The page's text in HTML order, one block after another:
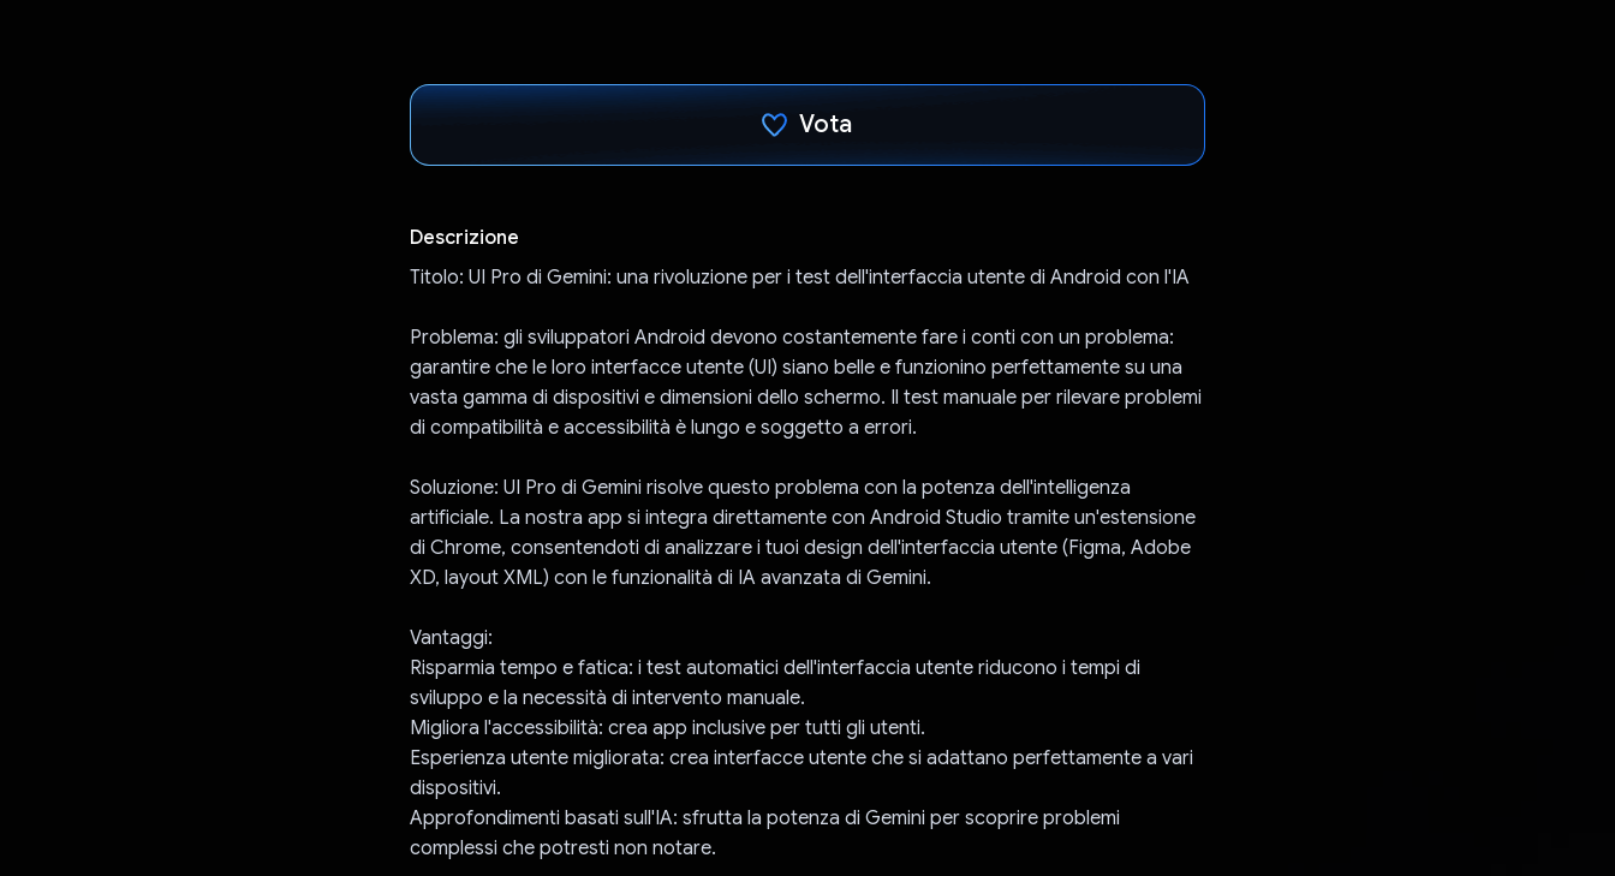
Vota
Descrizione
Titolo: UI Pro di Gemini: una rivoluzione per i test dell'interfaccia utente di Android con l'IA
Problema: gli sviluppatori Android devono costantemente fare i conti con un problema:
garantire che le loro interfacce utente (UI) siano belle e funzionino perfettamente su una
vasta gamma di dispositivi e dimensioni dello schermo. Il test manuale per rilevare problemi
di compatibilità e accessibilità è lungo e soggetto a errori.
Soluzione: UI Pro di Gemini risolve questo problema con la potenza dell'intelligenza
artificiale. La nostra app si integra direttamente con Android Studio tramite un'estensione
di Chrome, consentendoti di analizzare i tuoi design dell'interfaccia utente (Figma, Adobe
XD, layout XML) con le funzionalità di IA avanzata di Gemini.
Vantaggi:
Risparmia tempo e fatica: i test automatici dell'interfaccia utente riducono i tempi di
sviluppo e la necessità di intervento manuale.
Migliora l'accessibilità: crea app inclusive per tutti gli utenti.
Esperienza utente migliorata: crea interfacce utente che si adattano perfettamente a vari
dispositivi.
Approfondimenti basati sull'IA: sfrutta la potenza di Gemini per scoprire problemi
complessi che potresti non notare.